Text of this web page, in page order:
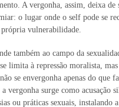
A vergonha, assim, deixa de
o lugar onde o self pode se
vulnerabilidade.
também ao campo da
limita à repressão moralista,
se envergonha apenas do que
vergonha surge como acusação
ou práticas sexuais, instalando a